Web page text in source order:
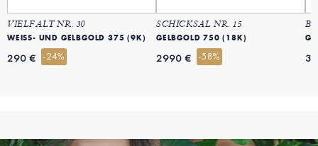
VIELFALT NR. 30
WEISS- UND GELBGOLD 375 (9K)
290 € -24%
SCHICKSAL NR. 15
GELBGOLD 750 (18K)
2990 € -58%